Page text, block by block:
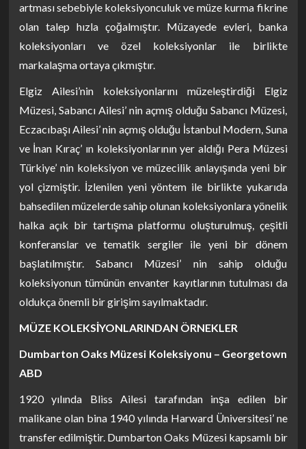
artması sebebiyle koleksiyonculuk ve müze kurma fikrine
olan talep hızla çoğalmıştır. Müzayede evleri, banka
koleksiyonları ve özel koleksiyonlar ile birlikte
markalaşma ortaya çıkmıştır.
Elgiz Ailesi’nin koleksiyonlarını müzeleştirdiği Elgiz
Müzesi, Sabancı Ailesi’ nin açmış olduğu Sabancı Müzesi,
Eczacıbaşı Ailesi’ nin açmış olduğu İstanbul Modern, Suna
ve İnan Kıraç’ ın koleksiyonlarının yer aldığı Pera Müzesi
Türkiye’ nin koleksiyon ve müzecilik anlayışında yeni bir
yol çizmiştir. İzlenilen yeni yöntem ile birlikte yukarıda
bahsedilen müzelerde sahip olunan koleksiyonlara yönelik
halka açık bir tartışma platformu oluşturulmuş, çeşitli
konferanslar ve tematik sergiler ile yeni bir dönem
başlatılmıştır. Sabancı Müzesi’ nin sahip olduğu
koleksiyonun tümünün envanter kayıtlarının tutulması da
oldukça önemli bir girişim sayılmaktadır.
MÜZE KOLEKSİYONLARINDAN ÖRNEKLER
Dumbarton Oaks Müzesi Koleksiyonu – Georgetown
ABD
1920 yılında Bliss Ailesi tarafından inşa edilen bir
malikane olan bina 1940 yılında Harward Üniversitesi’ ne
transfer edilmiştir. Dumbarton Oaks Müzesi kapsamlı bir